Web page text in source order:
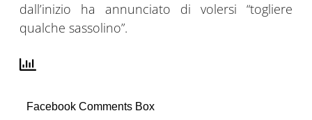
dall’inizio ha annunciato di volersi “togliere
qualche sassolino”.
Facebook Comments Box